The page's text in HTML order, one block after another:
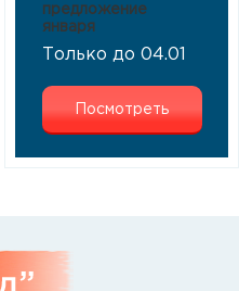
предложение
января
Только до 04.01
Посмотреть